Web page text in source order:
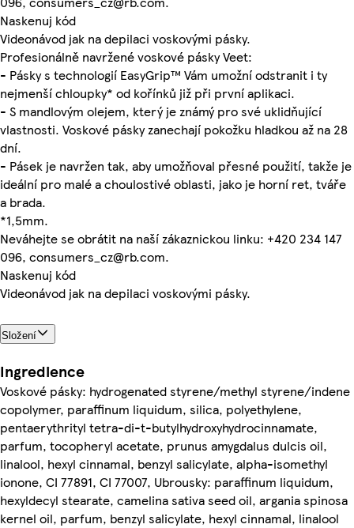
Naskenuj kód
Videonávod jak na depilaci voskovými pásky.
Profesionálně navržené voskové pásky Veet:
- Pásky s technologií EasyGrip™ Vám umožní odstranit i ty
nejmenší chloupky* od kořínků již při první aplikaci.
- S mandlovým olejem, který je známý pro své uklidňující
vlastnosti. Voskové pásky zanechají pokožku hladkou až na 28
dní.
- Pásek je navržen tak, aby umožňoval přesné použití, takže je
ideální pro malé a choulostivé oblasti, jako je horní ret, tváře
a brada.
*1,5mm.
Neváhejte se obrátit na naší zákaznickou linku: +420 234 147
096, consumers_cz@rb.com.
Naskenuj kód
Videonávod jak na depilaci voskovými pásky.
Složení
Ingredience
Voskové pásky: hydrogenated styrene/methyl styrene/indene
copolymer, paraffinum liquidum, silica, polyethylene,
pentaerythrityl tetra-di-t-butylhydroxyhydrocinnamate,
parfum, tocopheryl acetate, prunus amygdalus dulcis oil,
linalool, hexyl cinnamal, benzyl salicylate, alpha-isomethyl
ionone, CI 77891, CI 77007, Ubrousky: paraffinum liquidum,
hexyldecyl stearate, camelina sativa seed oil, argania spinosa
kernel oil, parfum, benzyl salicylate, hexyl cinnamal, linalool